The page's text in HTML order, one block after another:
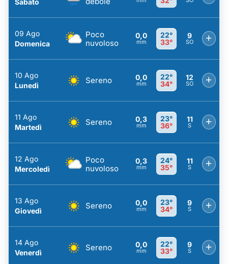
Sabato
09 Ago
Domenica
Poco
nuvoloso
0,0
mm
22°
33°
9
SO +
10 Ago
Lunedì
Sereno 0,0
mm
22°
34°
12
SO +
11 Ago
Martedì
Sereno 0,3
mm
23°
36°
11
S +
12 Ago
Mercoledì
Poco
nuvoloso
0,3
mm
24°
35°
11
S +
13 Ago
Giovedì
Sereno 0,0
mm
23°
34°
9
S +
14 Ago
Venerdì
Sereno 0,0
mm
22°
33°
9
S +